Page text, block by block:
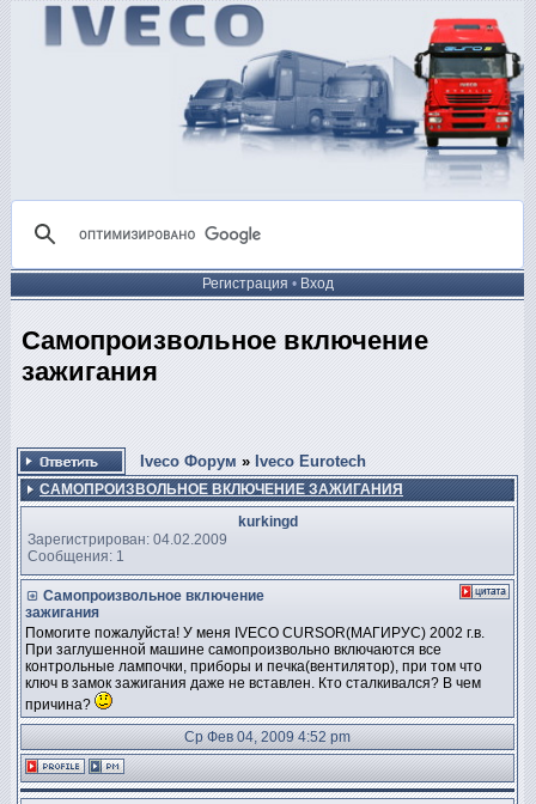
Регистрация • Вход
Самопроизвольное включение
зажигания
Iveco Форум » Iveco Eurotech
САМОПРОИЗВОЛЬНОЕ ВКЛЮЧЕНИЕ ЗАЖИГАНИЯ
kurkingd
Зарегистрирован: 04.02.2009
Сообщения: 1
Самопроизвольное включение
зажигания
Помогите пожалуйста! У меня IVECO CURSOR(МАГИРУС) 2002 г.в.
При заглушенной машине самопроизвольно включаются все
контрольные лампочки, приборы и печка(вентилятор), при том что
ключ в замок зажигания даже не вставлен. Кто сталкивался? В чем
причина?
Ср Фев 04, 2009 4:52 pm